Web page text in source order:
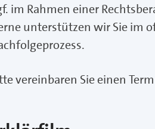
im Rahmen einer
unterstützen wir Sie im
vereinbaren Sie einen